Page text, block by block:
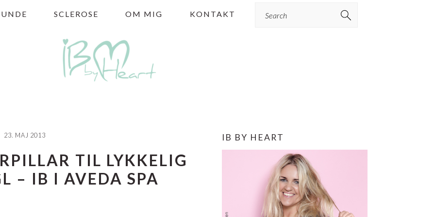
SCLEROSE OM MIG KONTAKT
23. MAJ 2013
TIL LYKKELIG
– IB I AVEDA SPA
PRIMÆR
IB BY HEART